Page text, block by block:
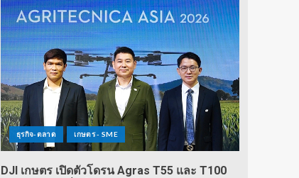
ธุรกิจ-ตลาด เกษตร - SME
DJI เกษตร เปิดตัวโดรน Agras T55 และ T100